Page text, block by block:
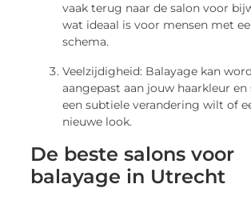
vaak terug naar de salon voor
wat ideaal is voor mensen met
schema.
Veelzijdigheid: Balayage kan
aangepast aan jouw haarkleur en
een subtiele verandering wilt of
nieuwe look.
De beste salons voor
balayage in Utrecht